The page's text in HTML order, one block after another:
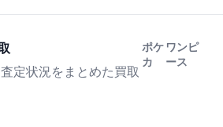
定状況をまとめた買取
ポケ
カ
ワンピ
ース